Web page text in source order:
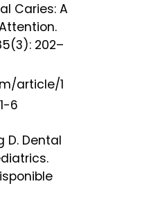
Caries: A
202–
article/1
6
D. Dental